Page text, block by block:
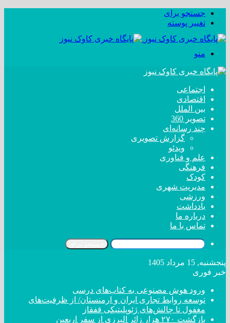
جستجو برای
تغییر پوسته
منو
اجتماعی
اقتصادی
بین الملل
تصویر 360
چند رسانه‌ای
گزارش تصویری
ویدئو
علم و فناوری
فرهنگی
کودک
مدیریت شهری
ورزشی
یادداشت
درباره ما
تماس با ما
پنجشنبه, 15 مرداد 1405
خبر فوری
ورود هوش مصنوعی به کتاب‌های درسی
توسعه روابط تجاری ایران و ارمنستان/ از ظرفیت‌های
مغفول تا چالش‌های ژئوپلیتیکی قفقاز
بازگشت ۲۷۰ هزار زائر البرزی از سفر اربعین